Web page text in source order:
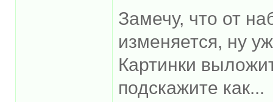
Замечу, что от
изменяется, ну
Картинки
подскажите как...